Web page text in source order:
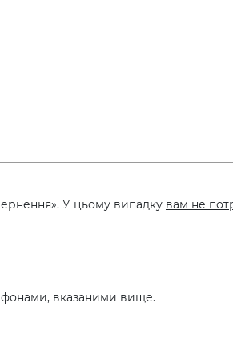
У цьому випадку вам не
вказаними вище.